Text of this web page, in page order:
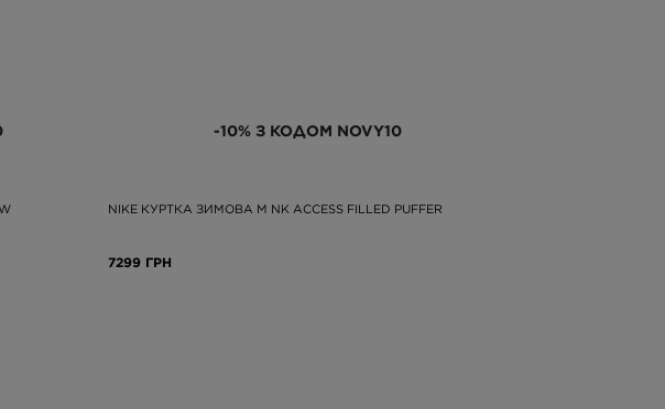
-10% З КОДОМ NOVY10
NIKE КУРТКА ЗИМОВА M NK ACCESS FILLED PUFFER
7299 ГРН